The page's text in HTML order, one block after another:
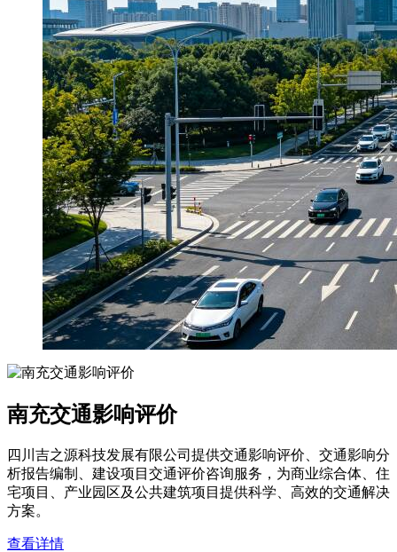
南充交通影响评价
四川吉之源科技发展有限公司提供交通影响评价、交通影响分
析报告编制、建设项目交通评价咨询服务，为商业综合体、住
宅项目、产业园区及公共建筑项目提供科学、高效的交通解决
方案。
查看详情